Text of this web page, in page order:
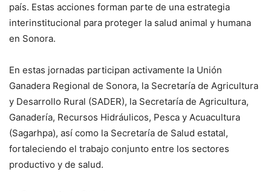
país. Estas acciones forman parte de una estrategia
interinstitucional para proteger la salud animal y humana
en Sonora.
En estas jornadas participan activamente la Unión
Ganadera Regional de Sonora, la Secretaría de Agricultura
y Desarrollo Rural (SADER), la Secretaría de Agricultura,
Ganadería, Recursos Hidráulicos, Pesca y Acuacultura
(Sagarhpa), así como la Secretaría de Salud estatal,
fortaleciendo el trabajo conjunto entre los sectores
productivo y de salud.